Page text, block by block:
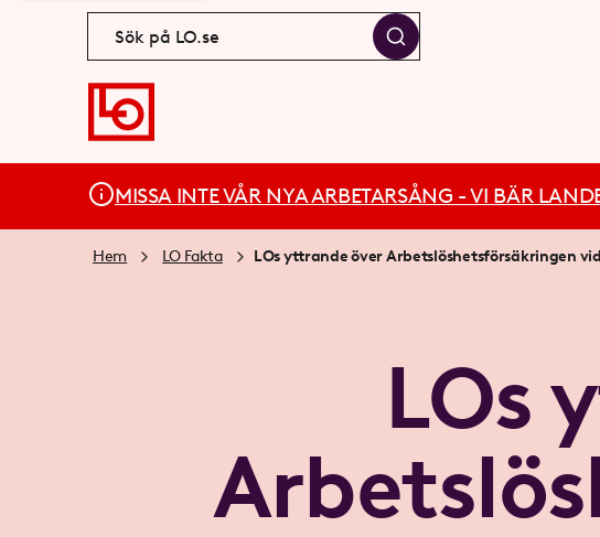
MISSA INTE VÅR NYA ARBETARSÅNG - VI BÄR
Hem LO Fakta LOs yttrande över Arbetslöshetsförsäkringen
LOs